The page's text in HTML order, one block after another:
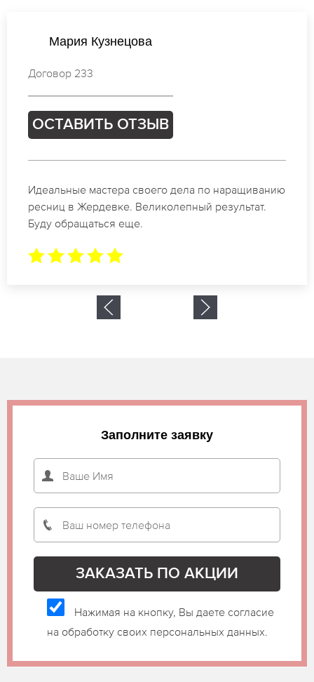
Татьяна Соколова
Договор 676
ОСТАВИТЬ ОТЗЫВ
Спасибо огромное. Заказывала наращивание
ресниц в Жердевке для мероприятия. За 2 часа
все было готово.
Заполните заявку
Нажимая на кнопку, Вы даете согласие
на обработку своих персональных данных.